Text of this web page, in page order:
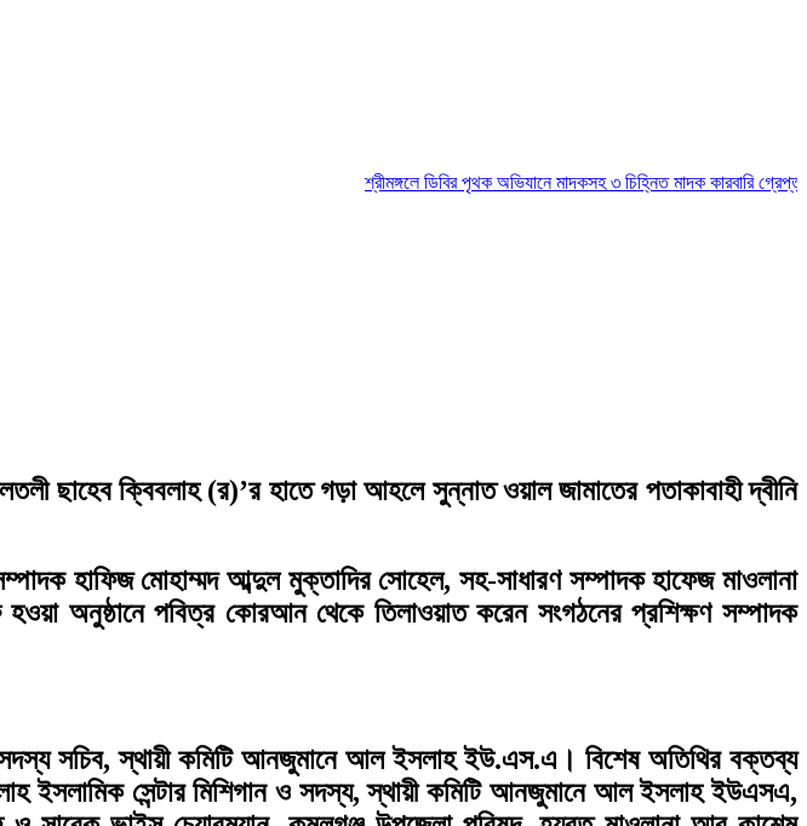
শ্রীমঙ্গলে ডিবির পৃথক অভিযানে মাদকসহ ৩ চিহ্নিত মাদক কারবারি গ্রেপ্তার
ছাহেব ক্বিবলাহ (র)’র হাতে গড়া আহলে সুন্নাত ওয়াল জামাতের পতাকাবাহী দ্বীনি
হাফিজ মোহাম্মদ আব্দুল মুক্তাদির সোহেল, সহ-সাধারণ সম্পাদক হাফেজ মাওলানা
অনুষ্ঠানে পবিত্র কোরআন থেকে তিলাওয়াত করেন সংগঠনের প্রশিক্ষণ সম্পাদক
সদস্য সচিব, স্থায়ী কমিটি আনজুমানে আল ইসলাহ ইউ.এস.এ। বিশেষ অতিথির বক্তব্য
ইসলামিক সেন্টার মিশিগান ও সদস্য, স্থায়ী কমিটি আনজুমানে আল ইসলাহ ইউএসএ,